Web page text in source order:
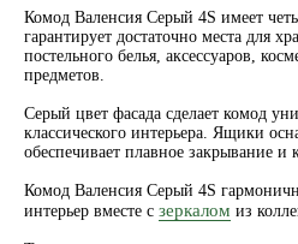
Комод Валенсия Серый 4S имеет
гарантирует достаточно места для
постельного белья, аксессуаров,
предметов.
Серый цвет фасада сделает комод
классического интерьера. Ящики
обеспечивает плавное закрывание и
Комод Валенсия Серый 4S
интерьер вместе с зеркалом из